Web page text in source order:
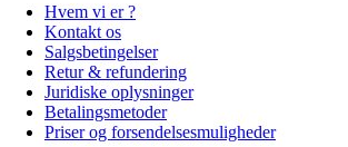
Hvem vi er ?
Kontakt os
Salgsbetingelser
Retur & refundering
Juridiske oplysninger
Betalingsmetoder
Priser og forsendelsesmuligheder